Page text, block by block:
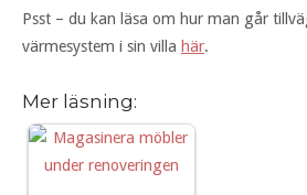
Psst – du kan läsa om hur man går
värmesystem i sin villa här.
Mer läsning: